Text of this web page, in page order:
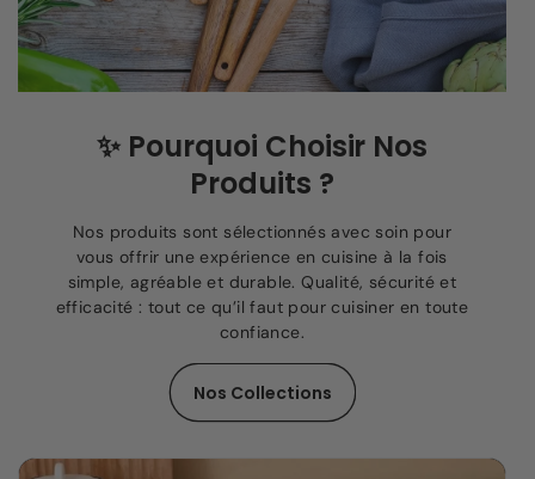
✨ Pourquoi Choisir Nos
Produits ?
Nos produits sont sélectionnés avec soin pour
vous offrir une expérience en cuisine à la fois
simple, agréable et durable. Qualité, sécurité et
efficacité : tout ce qu’il faut pour cuisiner en toute
confiance.
Nos Collections